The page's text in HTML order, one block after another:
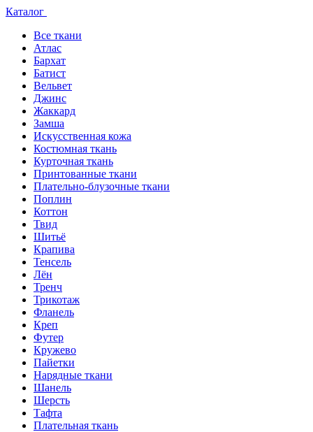
Каталог
Все ткани
Атлас
Бархат
Батист
Вельвет
Джинс
Жаккард
Замша
Искусственная кожа
Костюмная ткань
Курточная ткань
Принтованные ткани
Плательно-блузочные ткани
Поплин
Коттон
Твид
Шитьё
Крапива
Тенсель
Лён
Тренч
Трикотаж
Фланель
Креп
Футер
Кружево
Пайетки
Нарядные ткани
Шанель
Шерсть
Тафта
Плательная ткань